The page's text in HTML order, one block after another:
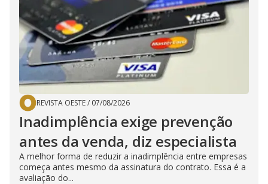
REVISTA OESTE/ 07/08/2026
Inadimplência exige prevenção
antes da venda, diz especialista
A melhor forma de reduzir a inadimplência entre empresas
começa antes mesmo da assinatura do contrato. Essa é a
avaliação do...